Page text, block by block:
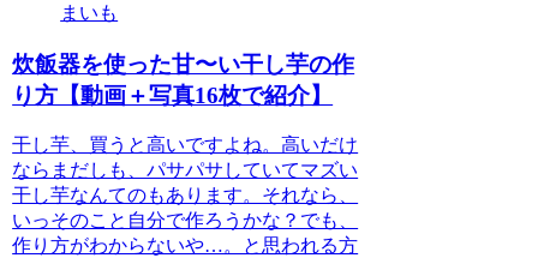
まいも
炊飯器を使った甘〜い干し芋の作
り方【動画＋写真16枚で紹介】
干し芋、買うと高いですよね。高いだけ
ならまだしも、パサパサしていてマズい
干し芋なんてのもあります。それなら、
いっそのこと自分で作ろうかな？でも、
作り方がわからないや…。と思われる方